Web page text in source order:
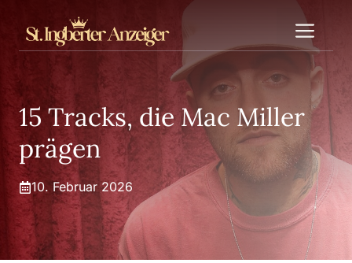
Inhalt
springen
15 Tracks, die Mac Miller
prägen
10. Februar 2026